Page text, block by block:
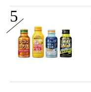
5